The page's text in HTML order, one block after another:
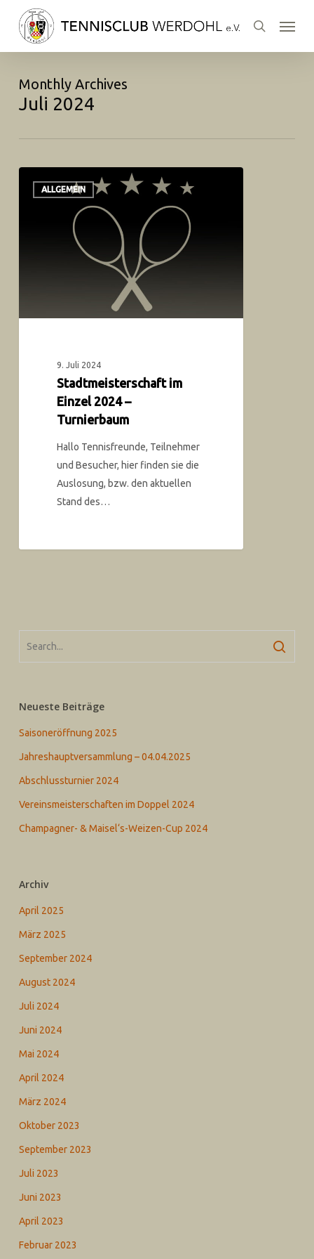
search
Menu
Monthly Archives
Juli 2024
ALLGEMEIN
9. Juli 2024
Stadtmeisterschaft im
Einzel 2024 –
Turnierbaum
Hallo Tennisfreunde, Teilnehmer
und Besucher, hier finden sie die
Auslosung, bzw. den aktuellen
Stand des…
Neueste Beiträge
Saisoneröffnung 2025
Jahreshauptversammlung – 04.04.2025
Abschlussturnier 2024
Vereinsmeisterschaften im Doppel 2024
Champagner- & Maisel‘s-Weizen-Cup 2024
Archiv
April 2025
März 2025
September 2024
August 2024
Juli 2024
Juni 2024
Mai 2024
April 2024
März 2024
Oktober 2023
September 2023
Juli 2023
Juni 2023
April 2023
Februar 2023